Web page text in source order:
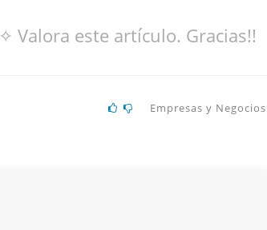
✧ Valora este artículo. Gracias!!
Empresas y Negocios